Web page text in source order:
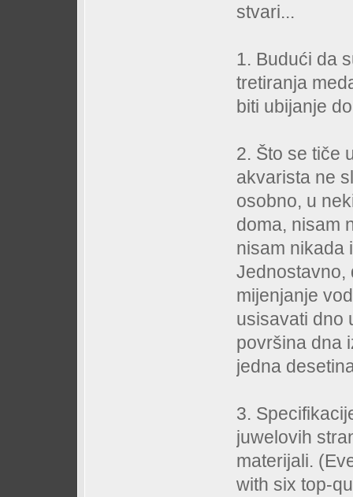
stvari...
1. Budući da
tretiranja
biti ubijanje
2. Što se tiče
akvarista ne
osobno, u
doma, nisam
nisam nikada
Jednostavno,
mijenjanje
usisavati dno
površina dna
jedna
3.
juwelovih
materijali.
with six top-